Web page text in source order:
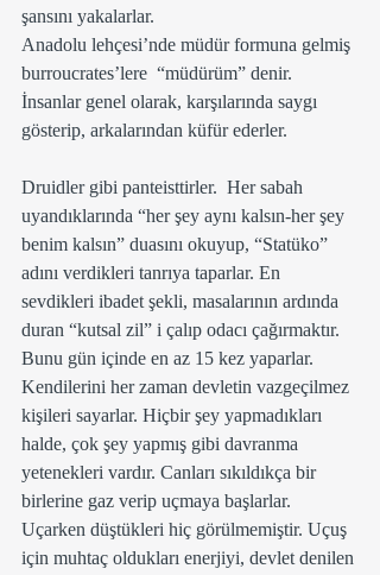
şansını yakalarlar.
Anadolu lehçesi’nde müdür formuna gelmiş
burroucrates’lere  “müdürüm” denir.
İnsanlar genel olarak, karşılarında saygı
gösterip, arkalarından küfür ederler.
Druidler gibi panteisttirler.  Her sabah
uyandıklarında “her şey aynı kalsın-her şey
benim kalsın” duasını okuyup, “Statüko”
adını verdikleri tanrıya taparlar. En
sevdikleri ibadet şekli, masalarının ardında
duran “kutsal zil” i çalıp odacı çağırmaktır.
Bunu gün içinde en az 15 kez yaparlar.
Kendilerini her zaman devletin vazgeçilmez
kişileri sayarlar. Hiçbir şey yapmadıkları
halde, çok şey yapmış gibi davranma
yetenekleri vardır. Canları sıkıldıkça bir
birlerine gaz verip uçmaya başlarlar.
Uçarken düştükleri hiç görülmemiştir. Uçuş
için muhtaç oldukları enerjiyi, devlet denilen